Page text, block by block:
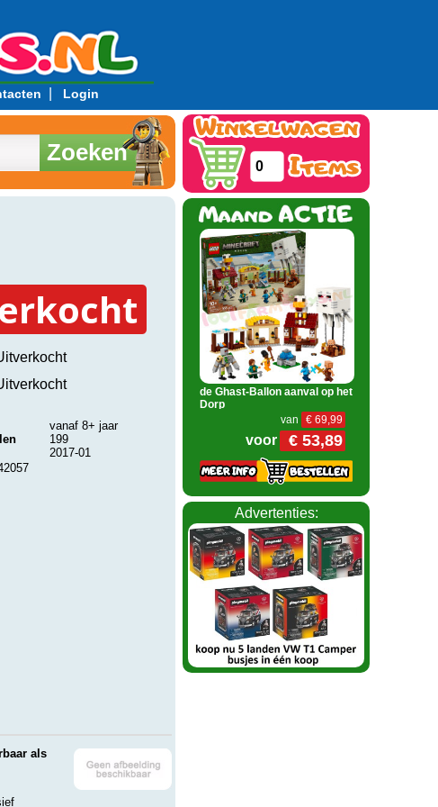
Login
Zoeken
vanaf 8+ jaar
199
2017-01
als
0
de Ghast-Ballon aanval op het
Dorp
€ 69,99
van
€ 53,89
voor
Advertenties: